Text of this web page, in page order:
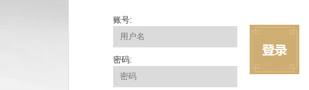
账号:
密码: